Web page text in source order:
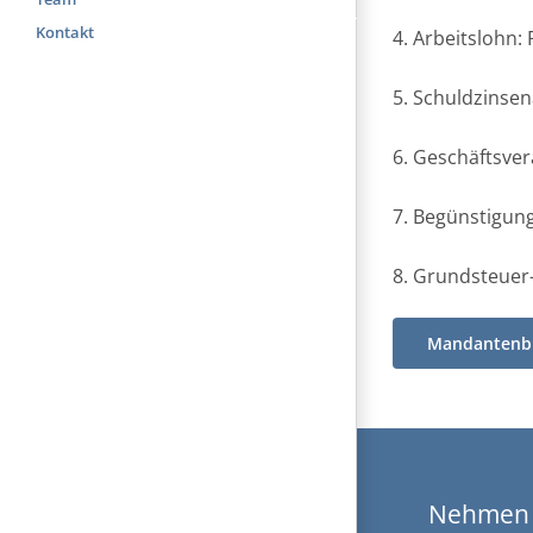
Kontakt
4. Arbeitslohn:
5.
6.
7.
8.